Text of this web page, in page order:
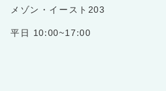
メゾン・イースト203
平日 10:00~17:00